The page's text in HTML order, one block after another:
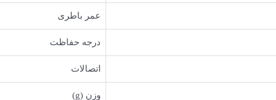
عمر باطری
درجه حفاظت
اتصالات
وزن (g)